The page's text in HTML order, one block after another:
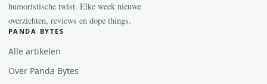
humoristische twist. Elke week nieuwe
overzichten, reviews en dope things.
PANDA BYTES
Alle artikelen
Over Panda Bytes